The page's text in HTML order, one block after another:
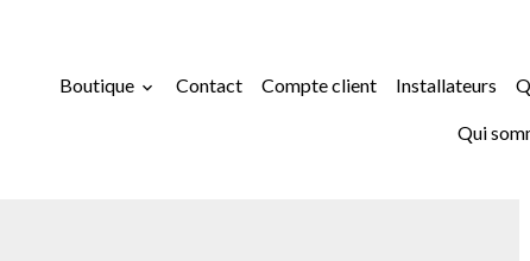
Boutique Contact Compte client Installateurs
Qui